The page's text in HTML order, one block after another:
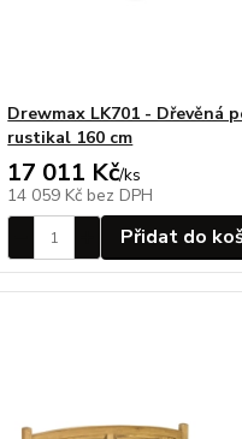
Drewmax LK701 - Dřevěná
rustikal 160 cm
17 011 Kč/ks
14 059 Kč bez DPH
Přidat do